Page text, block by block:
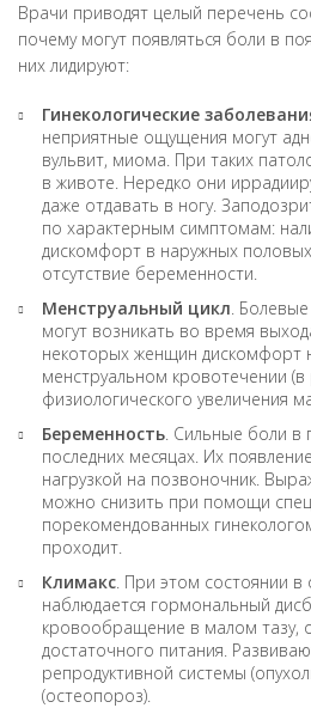
Врачи приводят целый перечень
почему могут появляться боли в
них лидируют:
Гинекологические
неприятные ощущения могут
вульвит, миома. При таких
в животе. Нередко они
даже отдавать в ногу.
по характерным симптомам:
дискомфорт в наружных
отсутствие беременности.
Менструальный цикл.
могут возникать во время
некоторых женщин дискомфорт
менструальном кровотечении (в
физиологического увеличения
Беременность. Сильные боли в
последних месяцах. Их
нагрузкой на позвоночник.
можно снизить при помощи
порекомендованных
проходит.
Климакс. При этом состоянии
наблюдается гормональный
кровообращение в малом тазу,
достаточного питания.
репродуктивной системы
(остеопороз).